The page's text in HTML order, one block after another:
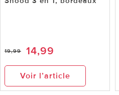
19,99 14,99
Voir l’article